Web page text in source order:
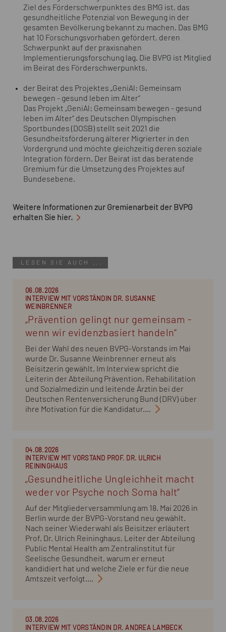
Ziel des Förderschwerpunktes des BMG ist, das
gesundheitliche Potenzial von Bewegung in der
gesamten Bevölkerung bekannt zu machen. Das BMG
hat 10 Forschungsvorhaben gefördert, deren
Schwerpunkt auf der praxisnahen
Implementierungsforschung lag. Die BVPG ist Mitglied
im Beirat des Förderschwerpunkts.
der Beirat des Projektes „GeniAl: Gemeinsam
bewegen - gesund leben im Alter“
Das Projekt „GeniAl: Gemeinsam bewegen - gesund
leben im Alter“ des Deutschen Olympischen
Sportbundes (DOSB) stellt seit 2021 die
Gesundheitsförderung älterer Migrierter in den
Vordergrund und möchte gleichzeitig deren soziale
Integration fördern. Der Beirat ist das beratende
Gremium für die Umsetzung des Projektes auf
Bundesebene.
Weitere Informationen zur Gremienarbeit der BVPG
erhalten Sie hier.
LESEN SIE AUCH ...
06.08.2026
INTERVIEW MIT VORSTÄNDIN DR. SUSANNE
WEINBRENNER
„Prävention gelingt nur gemeinsam -
wenn wir evidenzbasiert handeln“
Bei der Wahl des neuen BVPG-Vorstands im Mai
wurde Dr. Susanne Weinbrenner erneut als
Beisitzerin gewählt. Im Interview spricht die
Leiterin der Abteilung Prävention, Rehabilitation
und Sozialmedizin und leitende Ärztin bei der
Deutschen Rentenversicherung Bund (DRV) über
ihre Motivation für die Kandidatur....
04.08.2026
INTERVIEW MIT VORSTAND PROF. DR. ULRICH
REININGHAUS
„Gesundheitliche Ungleichheit macht
weder vor Psyche noch Soma halt“
Auf der Mitgliederversammlung am 18. Mai 2026 in
Berlin wurde der BVPG-Vorstand neu gewählt.
Nach seiner Wiederwahl als Beisitzer erläutert
Prof. Dr. Ulrich Reininghaus, Leiter der Abteilung
Public Mental Health am Zentralinstitut für
Seelische Gesundheit, warum er erneut
kandidiert hat und welche Ziele er für die neue
Amtszeit verfolgt....
03.08.2026
INTERVIEW MIT VORSTÄNDIN DR. ANDREA LAMBECK